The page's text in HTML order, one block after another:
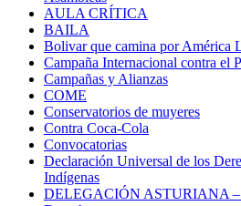
AULA CRÍTICA
BAILA
Bolivar que camina por América
Campaña Internacional contra el
Campañas y Alianzas
COME
Conservatorios de muyeres
Contra Coca-Cola
Convocatorias
Declaración Universal de los
Indígenas
DELEGACIÓN ASTURIANA